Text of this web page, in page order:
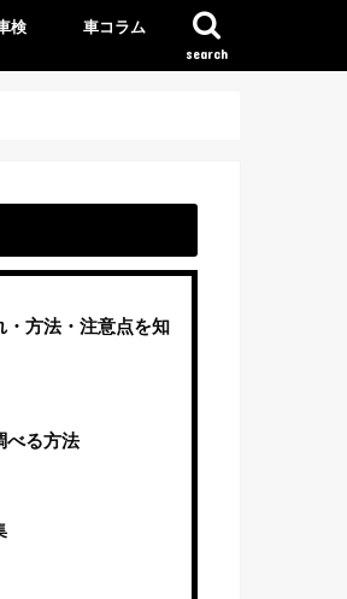
search
検 車コラム
・方法・注意点を知
べる方法